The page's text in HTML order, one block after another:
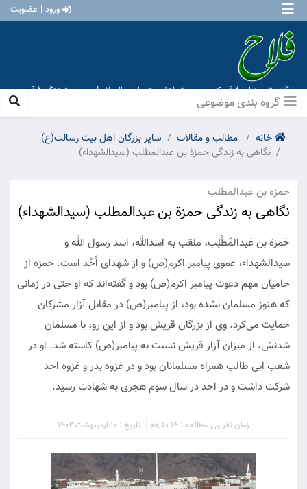
ورود | عضویت
پایگاه نشر و تبلیغ قرآن کریم و معارف اهل بیت علیهم السلام [ موسسه فرهنگی قرآن و
عترت منهاج عشق آباد ]
خانه مطالب و مقالات
سایر بزرگان اهل بيت رسالت(ع)
نگاهی به زندگی حمزة بن عبدالمطلب (سیدالشهداء)
حمزه بن عبدالمطلب
نگاهی به زندگی حمزة بن عبدالمطلب (سیدالشهداء)
حَمزة بن عَبدالمُطَّلِب، ملقب به اسدالله، اسد رسول الله و
سیدالشهداء، عموی پیامبر اکرم(ص) و از شهدای اُحُد است. حمزه از
حامیان مهم دعوت پیامبر اکرم(ص) بود و گفته‌اند که او حتی در زمانی
که هنوز مسلمان نشده بود، از پیامبر(ص) در مقابل آزار مشرکان
حمایت می‌کرد. وی از بزرگان قریش بود و از این رو، با مسلمان
شدنش، از میزان آزار قریش نسبت به پیامبر(ص) کاسته شد. او در
شعب ابی طالب همراه مسلمانان بود و در غزوه بدر و غزوه احد
شرکت داشت و در احد در سال سوم هجری به شهادت رسید.
زمان تقریبی مطالعه : 14 دقیقه تاریخ : 16 اردیبهشت 1402